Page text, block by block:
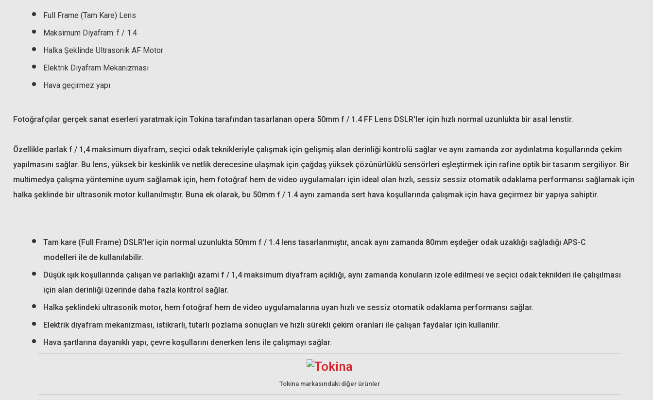
7.850,00 TL
Hoya 72mm HMC Close UP II +4 Filtre
5.025,94 TL
Hoya 72mm Fusion Antistatic UV Filtre
5.350,00 TL
2.917,61 TL
Hoya 72mm Fusion One Circular Polarize Filtre
7.620,81 TL
Full Frame (Tam Kare) Lens
Maksimum Diyafram: f / 1.4
Halka Şeklinde Ultrasonik AF Motor
Elektrik Diyafram Mekanizması
Hava geçirmez yapı
Fotoğrafçılar gerçek sanat eserleri yaratmak için Tokina tarafından tasarlanan opera 50mm f / 1.4 FF Lens DSLR'ler için hızlı normal uzunlukta bir asal lenstir.
Özellikle parlak f / 1,4 maksimum diyafram, seçici odak teknikleriyle çalışmak için gelişmiş alan derinliği kontrolü sağlar ve aynı zamanda zor aydınlatma koşullarında çekim
yapılmasını sağlar. Bu lens, yüksek bir keskinlik ve netlik derecesine ulaşmak için çağdaş yüksek çözünürlüklü sensörleri eşleştirmek için rafine optik bir tasarım sergiliyor. Bir
multimedya çalışma yöntemine uyum sağlamak için, hem fotoğraf hem de video uygulamaları için ideal olan hızlı, sessiz sessiz otomatik odaklama performansı sağlamak için
halka şeklinde bir ultrasonik motor kullanılmıştır. Buna ek olarak, bu 50mm f / 1.4 aynı zamanda sert hava koşullarında çalışmak için hava geçirmez bir yapıya sahiptir.
Tam kare (Full Frame) DSLR'ler için normal uzunlukta 50mm f / 1.4 lens tasarlanmıştır, ancak aynı zamanda 80mm eşdeğer odak uzaklığı sağladığı APS-C
modelleri ile de kullanılabilir.
Düşük ışık koşullarında çalışan ve parlaklığı azami f / 1,4 maksimum diyafram açıklığı, aynı zamanda konuların izole edilmesi ve seçici odak teknikleri ile çalışılması
için alan derinliği üzerinde daha fazla kontrol sağlar.
Halka şeklindeki ultrasonik motor, hem fotoğraf hem de video uygulamalarına uyan hızlı ve sessiz otomatik odaklama performansı sağlar.
Elektrik diyafram mekanizması, istikrarlı, tutarlı pozlama sonuçları ve hızlı sürekli çekim oranları ile çalışan faydalar için kullanılır.
Hava şartlarına dayanıklı yapı, çevre koşullarını denerken lens ile çalışmayı sağlar.
Tokina markasındaki diğer ürünler